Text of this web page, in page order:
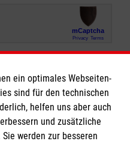
ein optimales Webseiten-
sind für den technischen
helfen uns aber auch
und zusätzliche
werden zur besseren